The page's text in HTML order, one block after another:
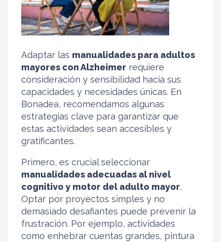
Adaptar las manualidades para adultos
mayores con Alzheimer requiere
consideración y sensibilidad hacia sus
capacidades y necesidades únicas. En
Bonadea, recomendamos algunas
estrategias clave para garantizar que
estas actividades sean accesibles y
gratificantes.
Primero, es crucial seleccionar
manualidades adecuadas al nivel
cognitivo y motor del adulto mayor.
Optar por proyectos simples y no
demasiado desafiantes puede prevenir la
frustración. Por ejemplo, actividades
como enhebrar cuentas grandes, pintura